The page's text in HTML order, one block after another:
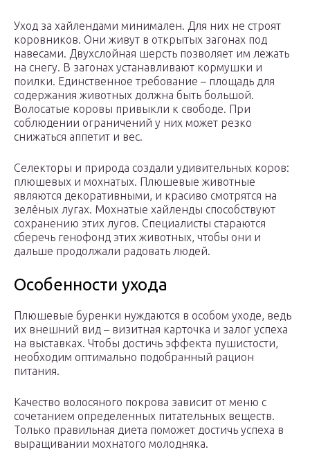
Уход за хайлендами минимален. Для них не строят
коровников. Они живут в открытых загонах под
навесами. Двухслойная шерсть позволяет им лежать
на снегу. В загонах устанавливают кормушки и
поилки. Единственное требование – площадь для
содержания животных должна быть большой.
Волосатые коровы привыкли к свободе. При
соблюдении ограничений у них может резко
снижаться аппетит и вес.
Селекторы и природа создали удивительных коров:
плюшевых и мохнатых. Плюшевые животные
являются декоративными, и красиво смотрятся на
зелёных лугах. Мохнатые хайленды способствуют
сохранению этих лугов. Специалисты стараются
сберечь генофонд этих животных, чтобы они и
дальше продолжали радовать людей.
Особенности ухода
Плюшевые буренки нуждаются в особом уходе, ведь
их внешний вид – визитная карточка и залог успеха
на выставках. Чтобы достичь эффекта пушистости,
необходим оптимально подобранный рацион
питания.
Качество волосяного покрова зависит от меню с
сочетанием определенных питательных веществ.
Только правильная диета поможет достичь успеха в
выращивании мохнатого молодняка.